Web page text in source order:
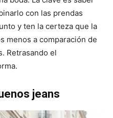
con las prendas
y ten la certeza que la
menos a comparación de
Retrasando el
jeans